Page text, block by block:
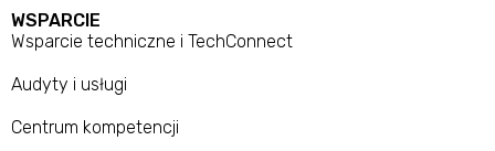
WSPARCIE
Wsparcie techniczne i TechConnect
Audyty i usługi
Centrum kompetencji